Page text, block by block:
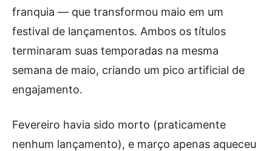
franquia — que transformou maio em um
festival de lançamentos. Ambos os títulos
terminaram suas temporadas na mesma
semana de maio, criando um pico artificial de
engajamento.
Fevereiro havia sido morto (praticamente
nenhum lançamento), e março apenas aqueceu